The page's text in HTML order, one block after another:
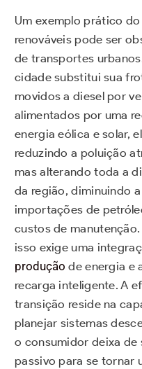
Um exemplo prático
renováveis pode ser
de transportes
cidade substitui sua
movidos a diesel por
alimentados por uma
energia eólica e solar,
reduzindo a poluição
mas alterando toda a
da região, diminuindo
importações de
custos de manutenção.
isso exige uma
produção de energia e
recarga inteligente. A
transição reside na
planejar sistemas
o consumidor deixa de
passivo para se tornar